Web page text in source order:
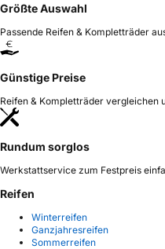
Größte Auswahl
Passende Reifen & Kompletträder
Günstige Preise
Reifen & Kompletträder vergleichen
Rundum sorglos
Werkstattservice zum Festpreis
Reifen
Winterreifen
Ganzjahresreifen
Sommerreifen